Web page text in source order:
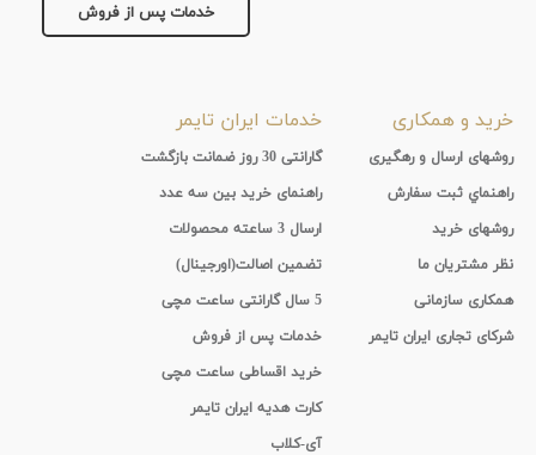
خدمات پس از فروش
خرید و همکاری
روشهای ارسال و رهگیری
راهنماي ثبت سفارش
روشهای خرید
نظر مشتریان ما
همکاری سازمانی
شرکای تجاری ایران تایمر
خدمات ایران تایمر
گارانتی 30 روز ضمانت بازگشت
راهنمای خرید بین سه عدد
ارسال 3 ساعته محصولات
تضمین اصالت(اورجینال)
5 سال گارانتی ساعت مچی
خدمات پس از فروش
خرید اقساطی ساعت مچی
کارت هدیه ایران تایمر
آی-کلاب